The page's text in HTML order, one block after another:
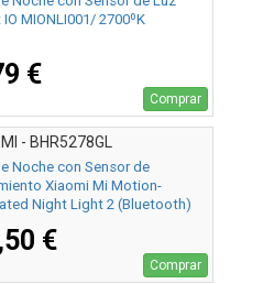
MIONLI001/ 2700ºK
€
Comprar
- BHR5278GL
Noche con Sensor de
Xiaomi Mi Motion-
Night Light 2 (Bluetooth)
120º
€
Comprar